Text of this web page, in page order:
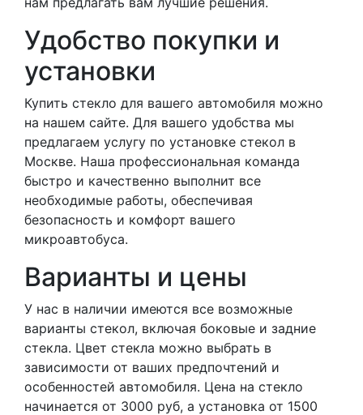
Удобство покупки и
установки
Купить стекло для вашего автомобиля можно
на нашем сайте. Для вашего удобства мы
предлагаем услугу по установке стекол в
Москве. Наша профессиональная команда
быстро и качественно выполнит все
необходимые работы, обеспечивая
безопасность и комфорт вашего
микроавтобуса.
Варианты и цены
У нас в наличии имеются все возможные
варианты стекол, включая боковые и задние
стекла. Цвет стекла можно выбрать в
зависимости от ваших предпочтений и
особенностей автомобиля. Цена на стекло
начинается от 3000 руб, а установка от 1500